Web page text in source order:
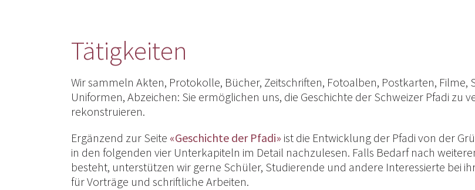
Tätigkeiten
Wir sammeln Akten, Protokolle, Bücher, Zeitschriften, Fotoalben, Postkarten, Filme,
Uniformen, Abzeichen: Sie ermöglichen uns, die Geschichte der Schweizer Pfadi zu
rekonstruieren.
Ergänzend zur Seite «Geschichte der Pfadi» ist die Entwicklung der Pfadi von der
in den folgenden vier Unterkapiteln im Detail nachzulesen. Falls Bedarf nach
besteht, unterstützen wir gerne Schüler, Studierende und andere Interessierte bei
für Vorträge und schriftliche Arbeiten.